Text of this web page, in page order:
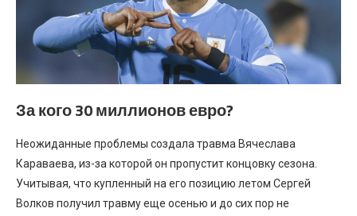
За кого 30 миллионов евро?
Неожиданные проблемы создала травма Вячеслава
Караваева, из-за которой он пропустит концовку сезона.
Учитывая, что купленный на его позицию летом Сергей
Волков получил травму еще осенью и до сих пор не